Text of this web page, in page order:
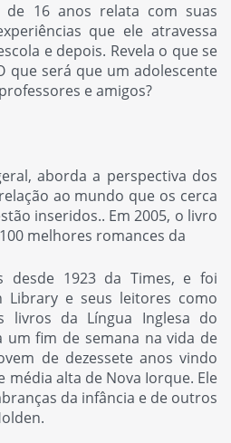
de 16 anos relata com suas
que ele atravessa
e depois. Revela o que se
que será que um adolescente
e amigos?
aborda a perspectiva dos
ao mundo que os cerca
inseridos.. Em 2005, o livro
melhores romances da
desde 1923 da Times, e foi
Library e seus leitores como
livros da Língua Inglesa do
um fim de semana na vida de
de dezessete anos vindo
média alta de Nova Iorque. Ele
da infância e de outros